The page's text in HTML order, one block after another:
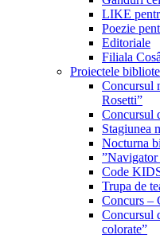
LIKE
Poezie
Editoriale
Filiala
Proiectele
Concursul
Rosetti”
Concursul
Stagiunea
Nocturna
”Navigator
Code
Trupa de
Concurs –
Concursul
colorate”